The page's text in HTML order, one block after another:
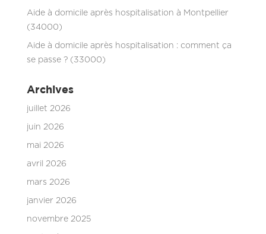
Aide à domicile après hospitalisation à Montpellier
(34000)
Aide à domicile après hospitalisation : comment ça
se passe ? (33000)
Archives
juillet 2026
juin 2026
mai 2026
avril 2026
mars 2026
janvier 2026
novembre 2025